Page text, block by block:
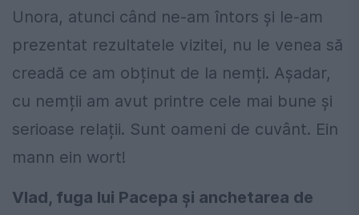
Unora, atunci când ne-am întors și le-am
prezentat rezultatele vizitei, nu le venea să
creadă ce am obținut de la nemți. Așadar,
cu nemții am avut printre cele mai bune și
serioase relații. Sunt oameni de cuvânt. Ein
mann ein wort!
Vlad, fuga lui Pacepa și anchetarea de